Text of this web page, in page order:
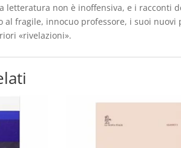
letteratura non è inoffensiva, e i racconti
al fragile, innocuo professore, i suoi
«rivelazioni».